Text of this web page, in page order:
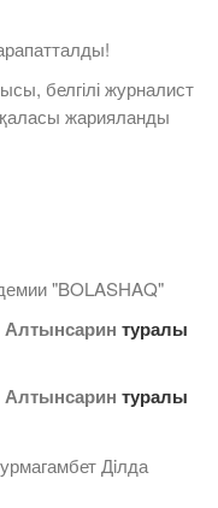
белгілі журналист
жарияланды
"BOLASHAQ"
туралы
туралы
Дiлда